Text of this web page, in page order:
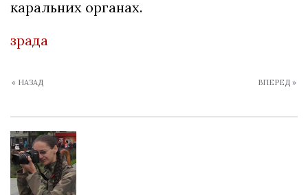
каральних органах.
зрада
« НАЗАД ВПЕРЕД »